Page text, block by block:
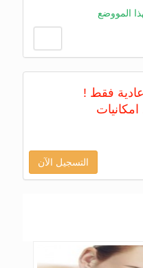
المووضع
فقط !
التسجيل الآن